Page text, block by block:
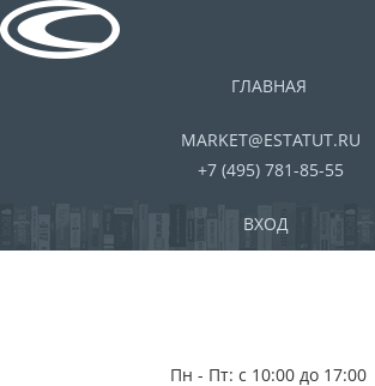
ГЛАВНАЯ
MARKET@ESTATUT.RU
+7 (495) 781-85-55
ВХОД
Пн - Пт: с 10:00 до 17:00